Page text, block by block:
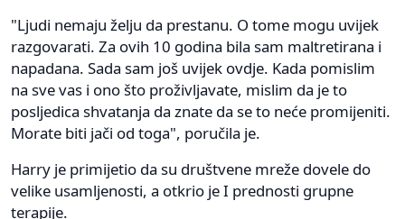
"Ljudi nemaju želju da prestanu. O tome mogu uvijek
razgovarati. Za ovih 10 godina bila sam maltretirana i
napadana. Sada sam još uvijek ovdje. Kada pomislim
na sve vas i ono što proživljavate, mislim da je to
posljedica shvatanja da znate da se to neće promijeniti.
Morate biti jači od toga", poručila je.
Harry je primijetio da su društvene mreže dovele do
velike usamljenosti, a otkrio je I prednosti grupne
terapije.